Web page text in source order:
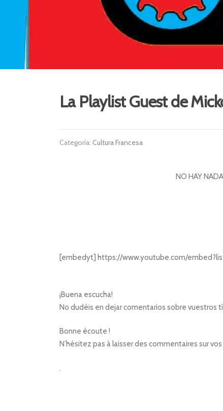
La Playlist Guest de
Categoría: Cultura Francesa
NO HAY
[embedyt] https://www.youtube.com/
¡Buena escucha!
No dudéis en dejar comentarios sobre vuestros
Bonne écoute !
N’hésitez pas à laisser des commentaires sur
.